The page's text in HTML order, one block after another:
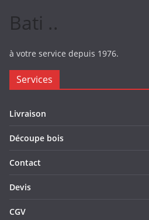
Bati ..
à votre service depuis 1976.
Services
Livraison
Découpe bois
Contact
Devis
CGV